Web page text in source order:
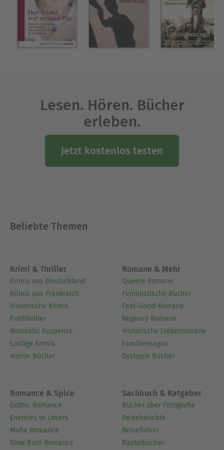
Lesen. Hören. Bücher
erleben.
Jetzt kostenlos testen
Beliebte Themen
Krimi & Thriller
Krimis aus Deutschland
Krimis aus Frankreich
Historische Krimis
Politthriller
Romantic Suspense
Lustige Krimis
Horror Bücher
Romane & Mehr
Queere Romane
Feministische Bücher
Feel-Good-Romane
Regency Romane
Historische Liebesromane
Familiensagas
Dystopie Bücher
Romance & Spice
Gothic Romance
Enemies to Lovers
Mafia Romance
Slow Burn Romance
Sachbuch & Ratgeber
Bücher über Fotografie
Reiseberichte
Reiseführer
Bastelbücher